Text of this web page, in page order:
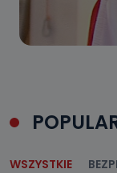
WSZYSTKIE